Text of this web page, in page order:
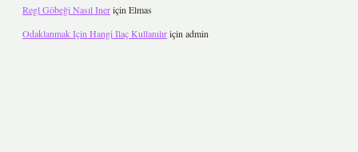
Regl Göbeği Nasıl Ineriçin Elmas
Odaklanmak Için Hangi Ilaç Kullanılıriçin admin